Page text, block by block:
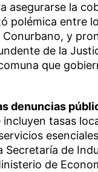
asegurarse la
polémica entre
y
de la
que
denuncias
incluyen tasas
Secretaría de
de